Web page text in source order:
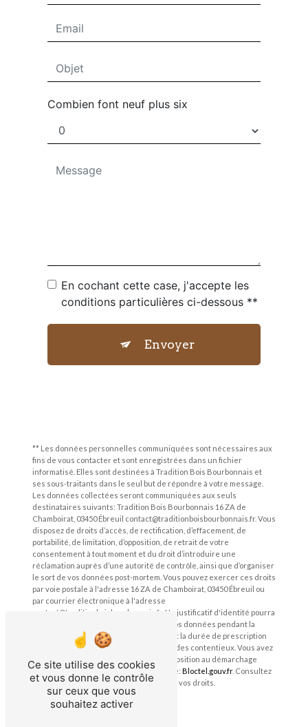
Combien font neuf plus six
En cochant cette case, j'accepte les
conditions particulières ci-dessous **
Envoyer
** Les données personnelles communiquées sont nécessaires aux
fins de vous contacter et sont enregistrées dans un fichier
informatisé. Elles sont destinées à Tradition Bois Bourbonnais et
ses sous-traitants dans le seul but de répondre à votre message.
Les données collectées seront communiquées aux seuls
destinataires suivants: Tradition Bois Bourbonnais 16 ZA de
Chamboirat, 03450 Ébreuil contact@traditionboisbourbonnais.fr. Vous
disposez de droits d’accès, de rectification, d’effacement, de
portabilité, de limitation, d’opposition, de retrait de votre
consentement à tout moment et du droit d’introduire une
réclamation auprès d’une autorité de contrôle, ainsi que d’organiser
le sort de vos données post-mortem. Vous pouvez exercer ces droits
par voie postale à l'adresse 16 ZA de Chamboirat, 03450 Ébreuil ou
par courrier électronique à l'adresse
contact@traditionboisbourbonnais.fr. Un justificatif d'identité pourra
vous être demandé. Nous conservons vos données pendant la
période de prise de contact puis pendant la durée de prescription
légale aux fins probatoires et de gestion des contentieux. Vous avez
le droit de vous inscrire sur la liste d'opposition au démarchage
téléphonique, disponible à cette adresse:
Bloctel.gouv.fr. Consultez
le site cnil.fr pour plus d’informations sur vos droits.
Ce site utilise des cookies
et vous donne le contrôle
sur ceux que vous
souhaitez activer